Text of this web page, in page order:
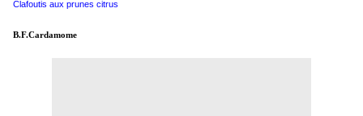
Clafoutis aux prunes citrus
B.F.Cardamome